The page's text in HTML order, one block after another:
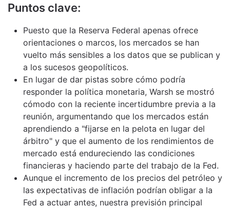
Puntos clave:
Puesto que la Reserva Federal apenas ofrece
orientaciones o marcos, los mercados se han
vuelto más sensibles a los datos que se publican y
a los sucesos geopolíticos.
En lugar de dar pistas sobre cómo podría
responder la política monetaria, Warsh se mostró
cómodo con la reciente incertidumbre previa a la
reunión, argumentando que los mercados están
aprendiendo a "fijarse en la pelota en lugar del
árbitro" y que el aumento de los rendimientos de
mercado está endureciendo las condiciones
financieras y haciendo parte del trabajo de la Fed.
Aunque el incremento de los precios del petróleo y
las expectativas de inflación podrían obligar a la
Fed a actuar antes, nuestra previsión principal